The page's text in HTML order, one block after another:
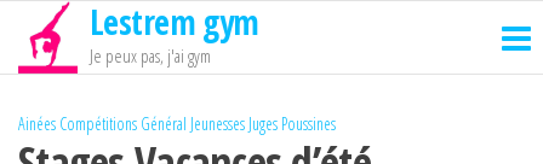
Passer
contenu
Lestrem gym
Je peux pas, j'ai gym
Ainées Compétitions Général Jeunesses Juges Poussines